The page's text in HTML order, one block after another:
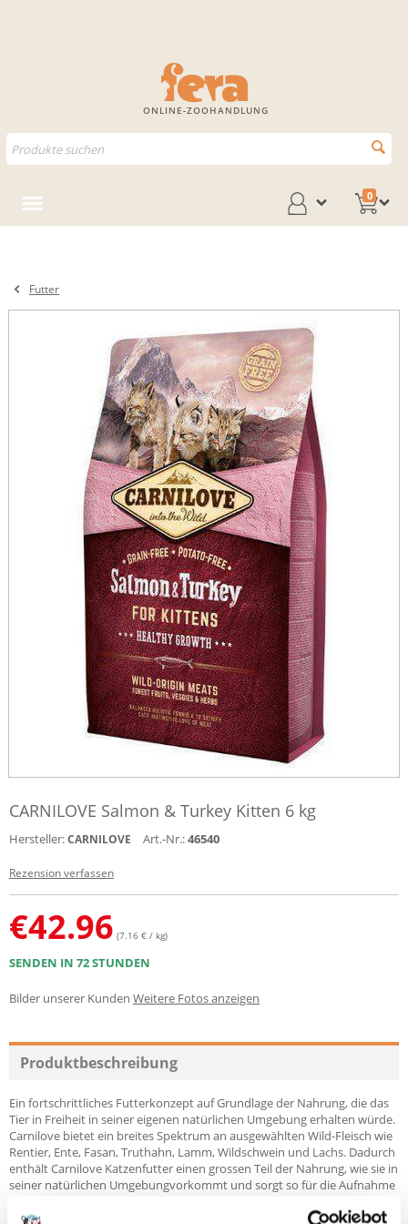
ONLINE-ZOOHANDLUNG
0
Futter
CARNILOVE Salmon & Turkey Kitten 6 kg
Hersteller:CARNILOVE Art.-Nr.:46540
Rezension verfassen
€42.96 (7.16 € / kg)
SENDEN IN 72 STUNDEN
Bilder unserer Kunden Weitere Fotos anzeigen
Produktbeschreibung
Ein fortschrittliches Futterkonzept auf Grundlage der Nahrung, die das
Tier in Freiheit in seiner eigenen natürlichen Umgebung erhalten würde.
Carnilove bietet ein breites Spektrum an ausgewählten Wild-Fleisch wie
Rentier, Ente, Fasan, Truthahn, Lamm, Wildschwein und Lachs. Dadurch
enthält Carnilove Katzenfutter einen grossen Teil der Nahrung, wie sie in
seiner natürlichen Umgebungvorkommt und sorgt so für die Aufnahme